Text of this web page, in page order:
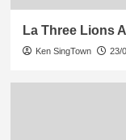
La Three Lions
Ken SingTown 23/